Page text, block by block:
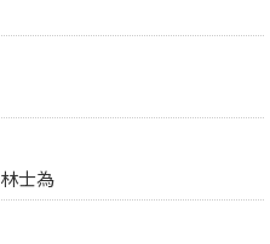
林士為